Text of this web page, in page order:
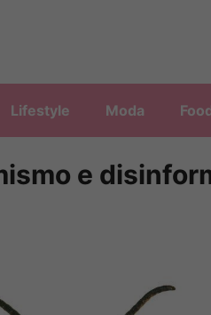
Lifestyle Moda
e